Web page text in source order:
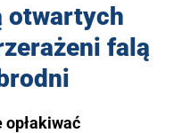
otwartych
falą